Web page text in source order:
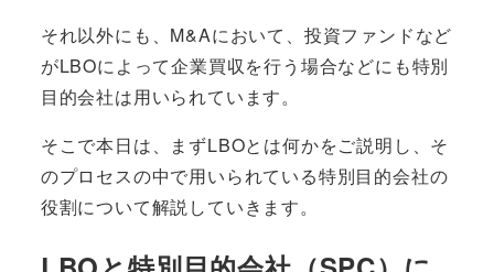
それ以外にも、M&Aにおいて、 投資ファンドなど
がLBOによって企業買収を行う場合などにも特別
目的会社は用いられています。
そこで本日は、まずLBOとは何かをご説明し、そ
のプロセスの中で用いられている特別目的会社の
役割について解説していきます。